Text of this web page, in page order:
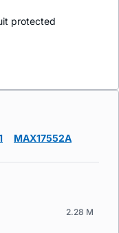
protected
MAX17552A
2.28 M